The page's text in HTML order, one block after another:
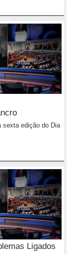
sexta edição do Dia
Ligados